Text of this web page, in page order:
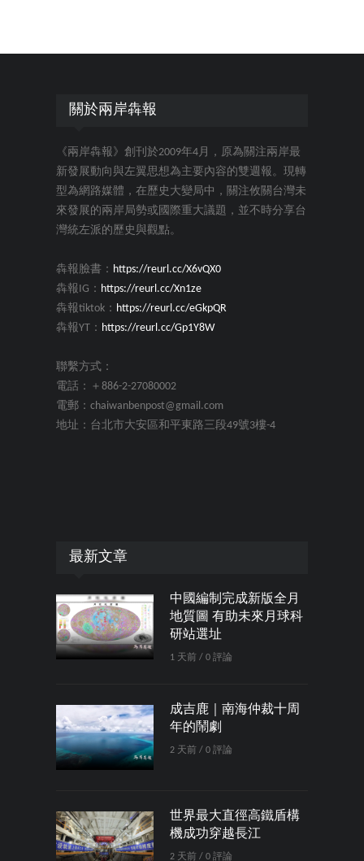
關於兩岸犇報
《兩岸犇報》創刊於2009年4月，原為關注兩岸最
新發展動向與左翼思想為主要內容的雙週報。現轉
型為網路媒體，在歷史大變局中，關注攸關台灣未
來發展的兩岸局勢或國際重大議題，並不時分享台
灣統左派的歷史與觀點。
犇報臉書： https://reurl.cc/X6vQX0
犇報IG： https://reurl.cc/Xn1ze
犇報tiktok： https://reurl.cc/eGkpQR
犇報YT： https://reurl.cc/Gp1Y8W
聯繫方式：
電話：＋886-2-27080002
電郵：chaiwanbenpost@gmail.com
地址：台北市大安區和平東路三段49號3樓-4
最新文章
中國編制完成新版全月
地質圖 有助未來月球科
研站選址
1 天前 / 0 評論
成吉鹿｜南海仲裁十周
年的鬧劇
2 天前 / 0 評論
世界最大直徑高鐵盾構
機成功穿越長江
2 天前 / 0 評論